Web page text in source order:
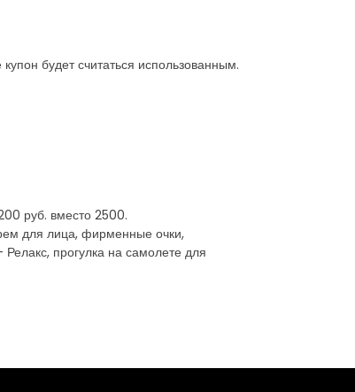
будет считаться использованным.
руб. вместо 2500.
для лица, фирменные очки,
прогулка на самолете для